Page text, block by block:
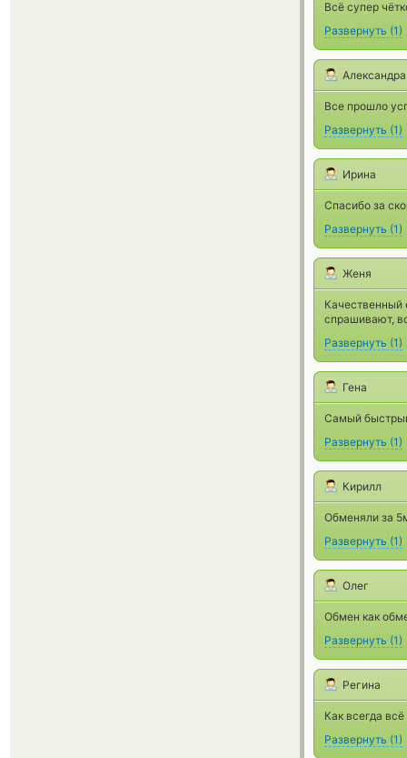
Всё супер
Развернуть (1)
Александра
Все прошло
Развернуть (1)
Ирина
Спасибо за
Развернуть (1)
Женя
Качественный
спрашивают,
Развернуть (1)
Гена
Самый
Развернуть (1)
Кирилл
Обменяли за
Развернуть (1)
Олег
Обмен как
Развернуть (1)
Регина
Как всегда
Развернуть (1)